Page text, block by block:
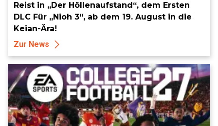
Reist in „Der Höllenaufstand“, dem Ersten
DLC Für „Nioh 3“, ab dem 19. August in die
Keian-Ära!
Zur News